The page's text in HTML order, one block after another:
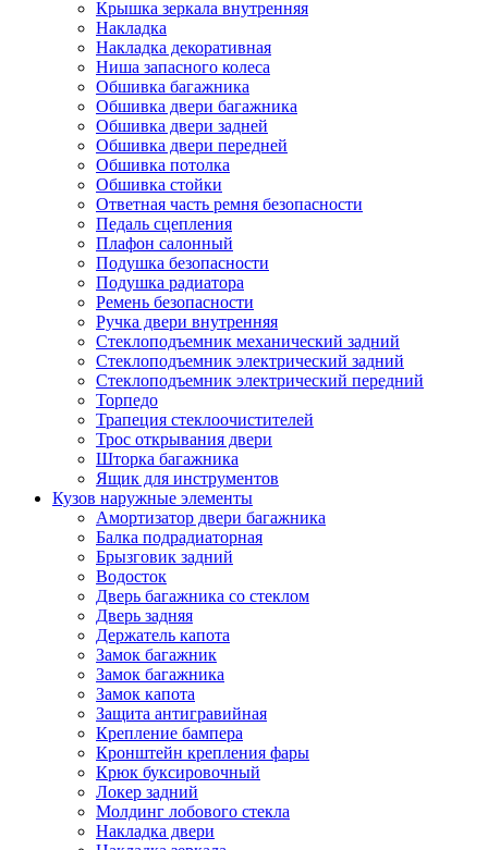
Крышка зеркала внутренняя
Накладка
Накладка декоративная
Ниша запасного колеса
Обшивка багажника
Обшивка двери багажника
Обшивка двери задней
Обшивка двери передней
Обшивка потолка
Обшивка стойки
Ответная часть ремня безопасности
Педаль сцепления
Плафон салонный
Подушка безопасности
Подушка радиатора
Ремень безопасности
Ручка двери внутренняя
Стеклоподъемник механический задний
Стеклоподъемник электрический задний
Стеклоподъемник электрический передний
Торпедо
Трапеция стеклоочистителей
Трос открывания двери
Шторка багажника
Ящик для инструментов
Кузов наружные элементы
Амортизатор двери багажника
Балка подрадиаторная
Брызговик задний
Водосток
Дверь багажника со стеклом
Дверь задняя
Держатель капота
Замок багажник
Замок багажника
Замок капота
Защита антигравийная
Крепление бампера
Кронштейн крепления фары
Крюк буксировочный
Локер задний
Молдинг лобового стекла
Накладка двери